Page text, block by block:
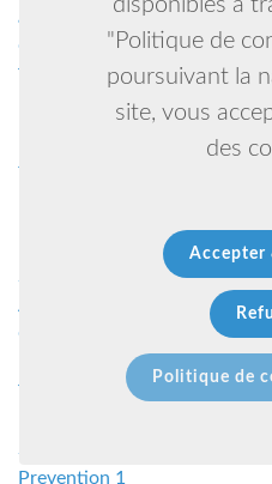
disponibles à
"Politique de
poursuivant la
site, vous
des
Accepter
Politique de
artistique 1
Gymnastique rythmique 1
Taekwondo hapkido self
Boutique solidaire 1
Judo ju-jitsu brésilien 1
Self défense /penchak silat 1
Athletisme 1
Gymnastique artistique 1
Tennis 1
Sports 1
Prevention 1